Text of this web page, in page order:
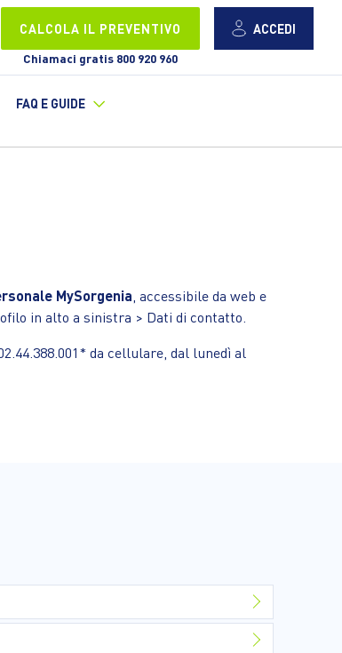
CALCOLA IL PREVENTIVO
Chiamaci gratis 800 920 960
ACCEDI
FAQ E GUIDE
MySorgenia , accessibile da web e
in alto a sinistra > Dati di contatto.
da cellulare, dal lunedì al